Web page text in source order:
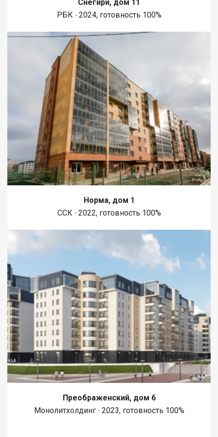
1450 метров вдоль реки Енисей и 500 метров вдоль реки
Базаиха с организованными спусками к воде и остановкой
Сеть пешеходных и велосипедно-роликовых дорожек по
всему району. В целях безопасности велосипедно-роликовая
дорожка от пешеходной изолирована бордюром высотой 10
Снегири, дом 11
РБК ∙ 2024, готовность 100%
Норма, дом 1
ССК ∙ 2022, готовность 100%
Преображенский, дом 6
Монолитхолдинг ∙ 2023, готовность 100%